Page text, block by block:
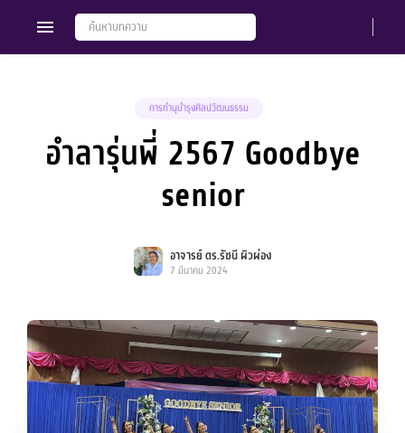
การทำนุบำรุงศิลปวัฒนธรรม
อำลารุ่นพี่ 2567 Goodbye
senior
อาจารย์ ดร.รัชนี ผิวผ่อง
7 มีนาคม 2024
Members Groups